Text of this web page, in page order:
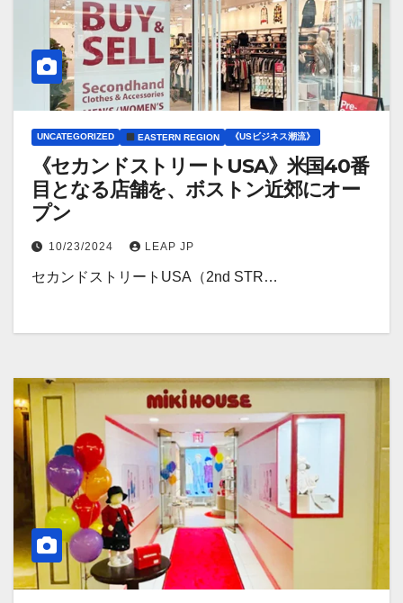
UNCATEGORIZED EASTERN REGION 《USビジネス潮流》
《セカンドストリートUSA》米国40番
目となる店舗を、ボストン近郊にオー
プン
10/23/2024 LEAP JP
セカンドストリートUSA（2nd STR…